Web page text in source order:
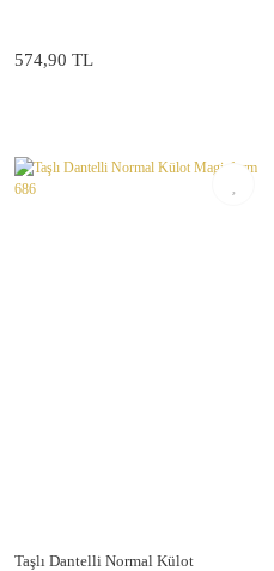
574,90 TL
Taşlı Dantelli Normal Külot